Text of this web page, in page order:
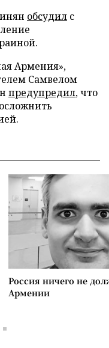
обсудил с
Армения»,
Самвелом
предупредил, что
Россия ничего не
Армении